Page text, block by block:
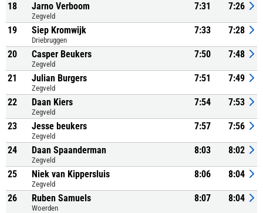
18 Jarno Verboom
Zegveld
7:31 7:26
19 Siep Kromwijk
Driebruggen
7:33 7:28
20 Casper Beukers
Zegveld
7:50 7:48
21 Julian Burgers
Zegveld
7:51 7:49
22 Daan Kiers
Zegveld
7:54 7:53
23 Jesse beukers
Zegveld
7:57 7:56
24 Daan Spaanderman
Zegveld
8:03 8:02
25 Niek van Kippersluis
Zegveld
8:06 8:04
26 Ruben Samuels
Woerden
8:07 8:04